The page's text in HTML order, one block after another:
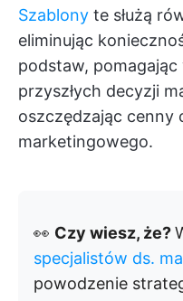
Szablony te służą
eliminując
podstaw,
przyszłych decyzji
oszczędzając cenny
marketingowego.
👀 Czy wiesz, że?
specjalistów ds.
powodzenie